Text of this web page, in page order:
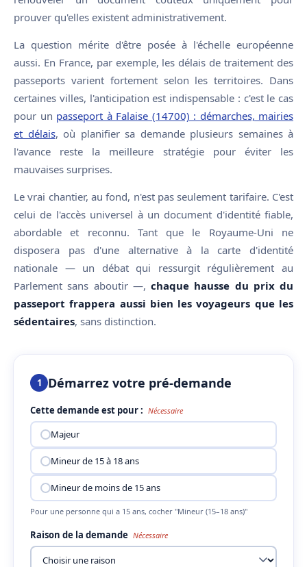
prouver qu'elles existent administrativement.
La question mérite d'être posée à l'échelle européenne
aussi. En France, par exemple, les délais de traitement des
passeports varient fortement selon les territoires. Dans
certaines villes, l'anticipation est indispensable : c'est le cas
pour un passeport à Falaise (14700) : démarches, mairies
et délais, où planifier sa demande plusieurs semaines à
l'avance reste la meilleure stratégie pour éviter les
mauvaises surprises.
Le vrai chantier, au fond, n'est pas seulement tarifaire. C'est
celui de l'accès universel à un document d'identité fiable,
abordable et reconnu. Tant que le Royaume-Uni ne
disposera pas d'une alternative à la carte d'identité
nationale — un débat qui ressurgit régulièrement au
Parlement sans aboutir —, chaque hausse du prix du
passeport frappera aussi bien les voyageurs que les
sédentaires, sans distinction.
1 Démarrez votre pré-demande
Cette demande est pour : Nécessaire
Majeur
Mineur de 15 à 18 ans
Mineur de moins de 15 ans
Pour une personne qui a 15 ans, cocher "Mineur (15–18 ans)"
Raison de la demande Nécessaire